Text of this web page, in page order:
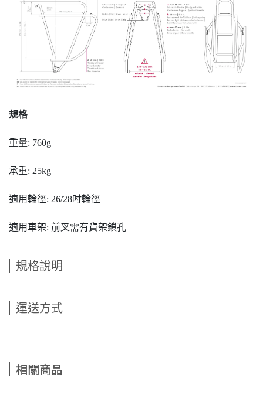
規格
重量: 760g
承重: 25kg
適用輪徑: 26/28吋輪徑
適用車架: 前叉需有貨架鎖孔
規格說明
運送方式
相關商品